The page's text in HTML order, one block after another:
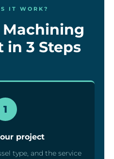
IT WORK?
in 3 Steps
1
project
type, and the service